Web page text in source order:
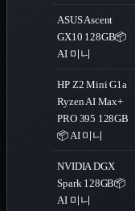
ASUS Ascent
GX10 128GB📦
AI 미니
HP Z2 Mini G1a
Ryzen AI Max+
PRO 395 128GB
📦 AI 미니
NVIDIA DGX
Spark 128GB📦
AI 미니